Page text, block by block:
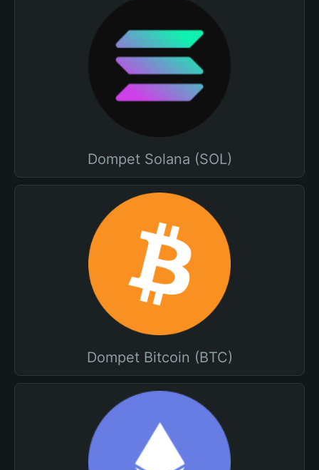
Dompet Solana (SOL)
Dompet Bitcoin (BTC)